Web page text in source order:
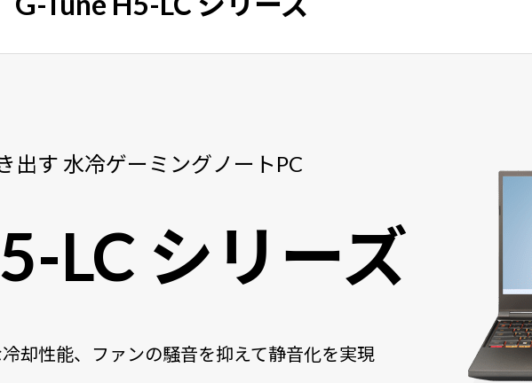
出す 水冷ゲーミングノートPC
LC シリーズ
却性能、ファンの騒音を抑えて静音化を実現